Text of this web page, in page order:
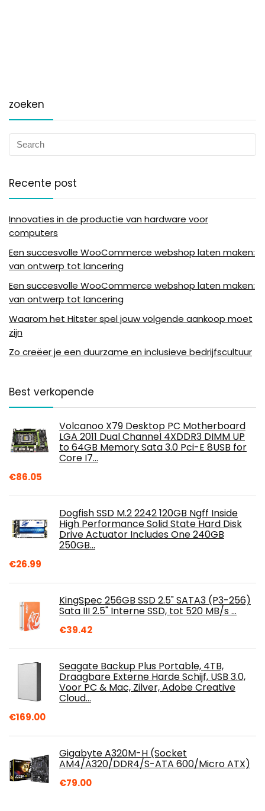
zoeken
Recente post
Innovaties in de productie van hardware voor
computers
Een succesvolle WooCommerce webshop laten maken:
van ontwerp tot lancering
Een succesvolle WooCommerce webshop laten maken:
van ontwerp tot lancering
Waarom het Hitster spel jouw volgende aankoop moet
zijn
Zo creëer je een duurzame en inclusieve bedrijfscultuur
Best verkopende
Volcanoo X79 Desktop PC Motherboard
LGA 2011 Dual Channel 4XDDR3 DIMM UP
to 64GB Memory Sata 3.0 Pci-E 8USB for
Core I7…
€86.05
Dogfish SSD M.2 2242 120GB Ngff Inside
High Performance Solid State Hard Disk
Drive Actuator Includes One 240GB
250GB…
€26.99
KingSpec 256GB SSD 2.5" SATA3 (P3-256)
Sata III 2.5" Interne SSD, tot 520 MB/s …
€39.42
Seagate Backup Plus Portable, 4TB,
Draagbare Externe Harde Schijf, USB 3.0,
Voor PC & Mac, Zilver, Adobe Creative
Cloud…
€169.00
Gigabyte A320M-H (Socket
AM4/A320/DDR4/S-ATA 600/Micro ATX)
€79.00